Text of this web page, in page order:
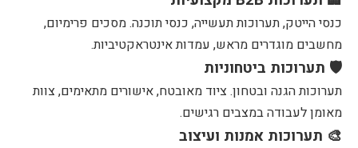
כנסי הייטק, תערוכות תעשייה, כנסי תוכנה. מסכים פרימיום,
מחשבים מוגדרים מראש, עמדות אינטראקטיביות.
🛡️ תערוכות ביטחוניות
תערוכות הגנה ובטחון. ציוד מאובטח, אישורים מתאימים, צוות
מאומן לעבודה במצבים רגישים.
🎨 תערוכות אמנות ועיצוב